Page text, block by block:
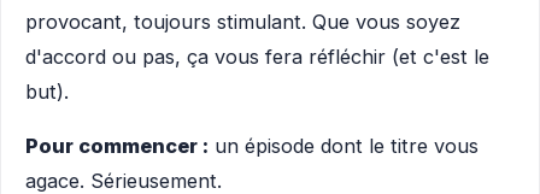
provocant, toujours stimulant. Que vous soyez
d'accord ou pas, ça vous fera réfléchir (et c'est le
but).
Pour commencer : un épisode dont le titre vous
agace. Sérieusement.